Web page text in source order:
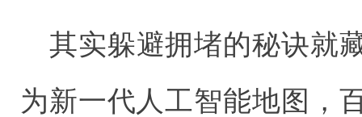
其实躲避拥堵的秘诀就
为新一代人工智能地图，